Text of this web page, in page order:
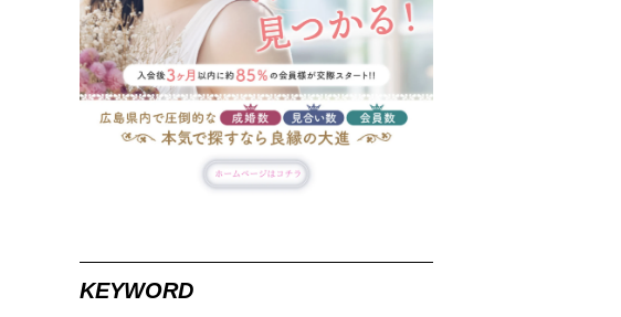
KEYWORD